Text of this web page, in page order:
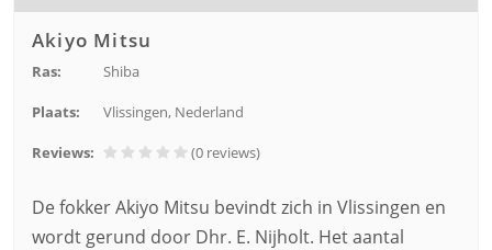
Akiyo Mitsu
Ras: Shiba
Plaats: Vlissingen, Nederland
Reviews: (0 reviews)
De fokker Akiyo Mitsu bevindt zich in Vlissingen en
wordt gerund door Dhr. E. Nijholt. Het aantal